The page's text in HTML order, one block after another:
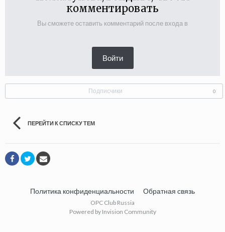
комментировать
Вы сможете оставить комментарий после входа в
Войти
Подписчики 0
ПЕРЕЙТИ К СПИСКУ ТЕМ
Политика конфиденциальности Обратная связь
OPC Club Russia
Powered by Invision Community